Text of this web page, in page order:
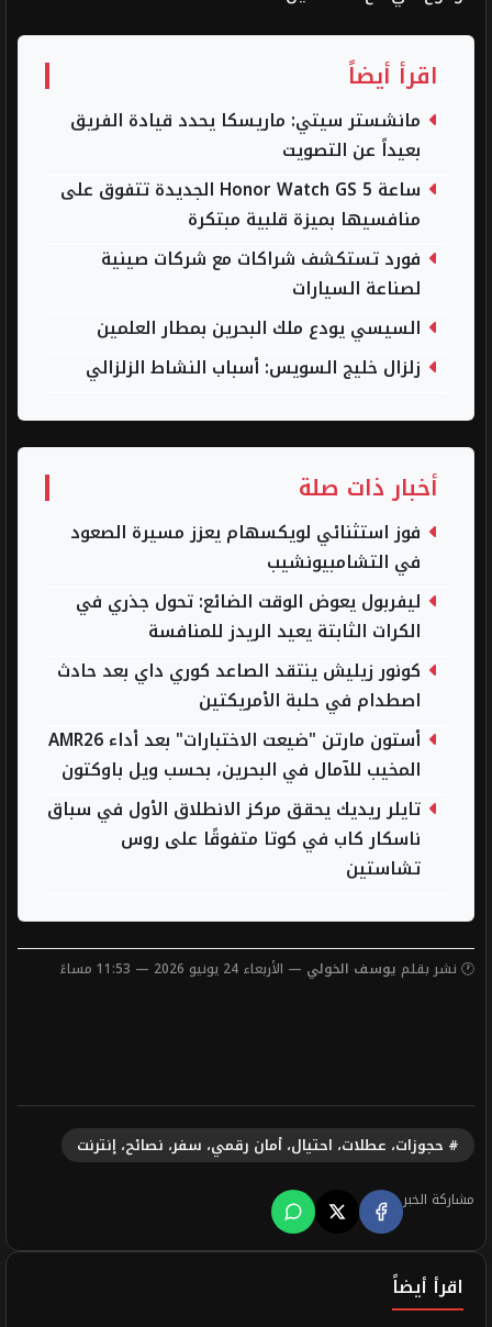
اقرأ أيضاً
مانشستر سيتي: ماريسكا يحدد قيادة الفريق
بعيداً عن التصويت
ساعة Honor Watch GS 5 الجديدة تتفوق على
منافسيها بميزة قلبية مبتكرة
فورد تستكشف شراكات مع شركات صينية
لصناعة السيارات
السيسي يودع ملك البحرين بمطار العلمين
زلزال خليج السويس: أسباب النشاط الزلزالي
أخبار ذات صلة
فوز استثنائي لويكسهام يعزز مسيرة الصعود
في التشامبيونشيب
ليفربول يعوض الوقت الضائع: تحول جذري في
الكرات الثابتة يعيد الريدز للمنافسة
كونور زيليش ينتقد الصاعد كوري داي بعد حادث
اصطدام في حلبة الأمريكتين
أستون مارتن "ضيعت الاختبارات" بعد أداء AMR26
المخيب للآمال في البحرين، بحسب ويل باوكتون
تايلر ريديك يحقق مركز الانطلاق الأول في سباق
ناسكار كاب في كوتا متفوقًا على روس
تشاستين
🕐 نشر بقلم يوسف الخولي — الأربعاء 24 يونيو 2026 — 11:53 مساءً
# حجوزات، عطلات، احتيال، أمان رقمي، سفر، نصائح، إنترنت
مشاركة الخبر
اقرأ أيضاً